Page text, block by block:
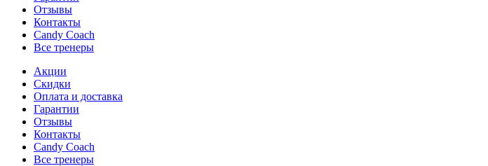
Отзывы
Контакты
Candy Coach
Все тренеры
Акции
Скидки
Оплата и доставка
Гарантии
Отзывы
Контакты
Candy Coach
Все тренеры